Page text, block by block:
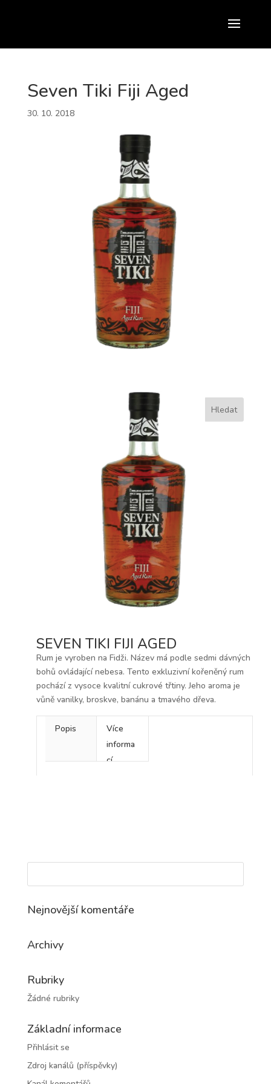
Seven Tiki Fiji Aged
30. 10. 2018
SEVEN TIKI FIJI AGED
Rum je vyroben na Fidži. Název má podle sedmi dávných
bohů ovládající nebesa. Tento exkluzivní kořeněný rum
pochází z vysoce kvalitní cukrové třtiny. Jeho aroma je
vůně vanilky, broskve, banánu a tmavého dřeva.
Popis
Více
informa
cí
Nejnovější komentáře
Archivy
Rubriky
Žádné rubriky
Základní informace
Přihlásit se
Zdroj kanálů (příspěvky)